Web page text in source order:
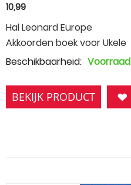
10,99
Hal Leonard Europe
Akkoorden boek voor Ukele
Beschikbaarheid: Voorraad
BEKIJK PRODUCT